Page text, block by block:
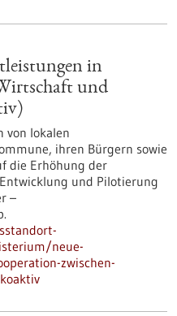
in
und
von lokalen
ihren Bürgern sowie
die Erhöhung der
und Pilotierung
–
neue-
zwischen-